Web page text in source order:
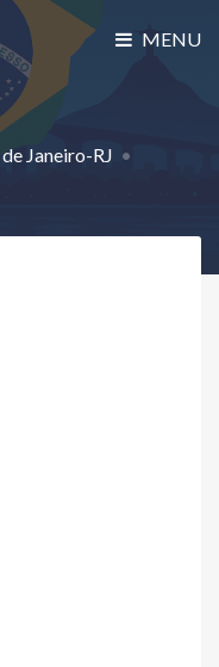
MENU
Janeiro-RJ